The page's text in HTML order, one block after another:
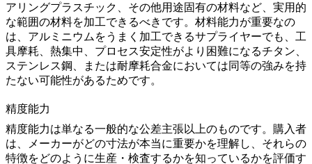
アリングプラスチック、その他用途固有の材料など、実用的
な範囲の材料を加工できるべきです。材料能力が重要なの
は、アルミニウムをうまく加工できるサプライヤーでも、工
具摩耗、熱集中、プロセス安定性がより困難になるチタン、
ステンレス鋼、または耐摩耗合金においては同等の強みを持
たない可能性があるためです。
精度能力
精度能力は単なる一般的な公差主張以上のものです。購入者
は、メーカーがどの寸法が本当に重要かを理解し、それらの
特徴をどのように生産・検査するかを知っているかを評価す